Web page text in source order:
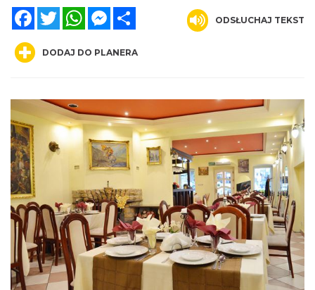
FacebookTwitterWhatsAppMessenger
ODSŁUCHAJ TEKST
DODAJ DO PLANERA